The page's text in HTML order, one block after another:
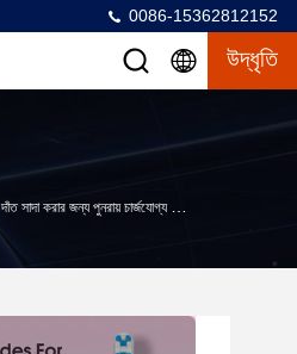
0086-15362812152
উদ্ধৃতি
দাঁত সাদা করার জন্য পুনরায় চার্জযোগ্য বৈদ্যুতিক দাঁত ব্রাশ